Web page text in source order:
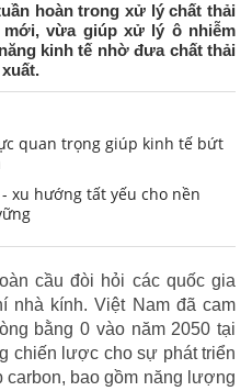
hoàn trong xử lý chất thải
vừa giúp xử lý ô nhiễm
kinh tế nhờ đưa chất thải
quan trọng giúp kinh tế bứt
xu hướng tất yếu cho nền
cầu đòi hỏi các quốc gia
nhà kính. Việt Nam đã cam
bằng 0 vào năm 2050 tại
chiến lược cho sự phát triển
bao gồm năng lượng